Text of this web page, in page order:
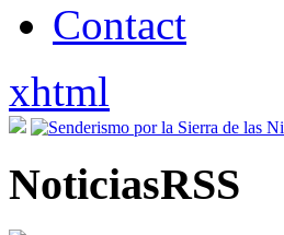
Contact
xhtml
NoticiasRSS